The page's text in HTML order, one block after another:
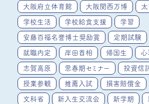
大阪府立体育館 大阪関西万博
学校生活 学校給食支援 学習
安藤百福名誉博士奨励賞 定期試験
就職内定 岸田首相 帰国生 心
志賀高原 思春期セミナー 投資信
授業参観 推薦入試 損害賠償金
文科省 新入生交流会 新学期